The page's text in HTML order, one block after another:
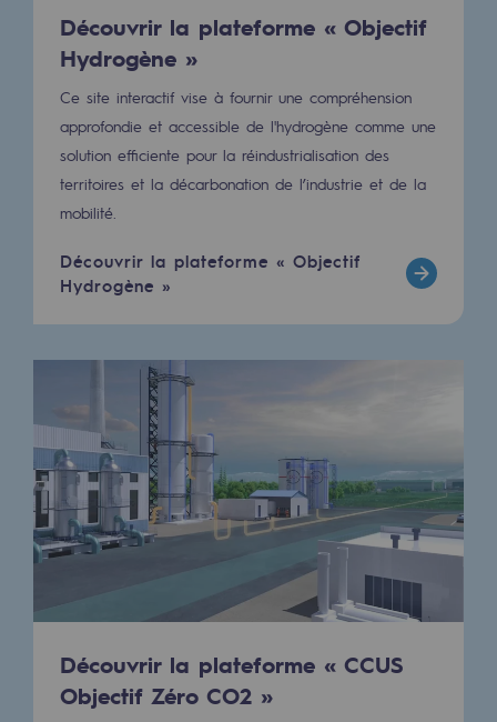
Objectif Recherche & Innovation :
Objectif Recherche & Innovation :
Partenariats et innovation participative
Newsroom
Newsroom
Communiqués de presse
Documentation
Evénements
L'édito Teréga
Les actions soutenues par Teréga
Découvrir la plateforme « Objectif
Hydrogène »
Ce site interactif vise à fournir une compréhension
approfondie et accessible de l'hydrogène comme une
solution efficiente pour la réindustrialisation des
territoires et la décarbonation de l’industrie et de la
mobilité.
Découvrir la plateforme « Objectif
Hydrogène »
Découvrir la plateforme « CCUS
Objectif Zéro CO2 »